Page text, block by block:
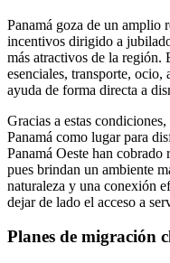
Panamá goza de un amplio
incentivos dirigido a
más atractivos de la región.
esenciales, transporte,
ayuda de forma directa a
Gracias a estas
Panamá como lugar para
Panamá Oeste han cobrado
pues brindan un ambiente
naturaleza y una conexión
dejar de lado el acceso a
Planes de migración